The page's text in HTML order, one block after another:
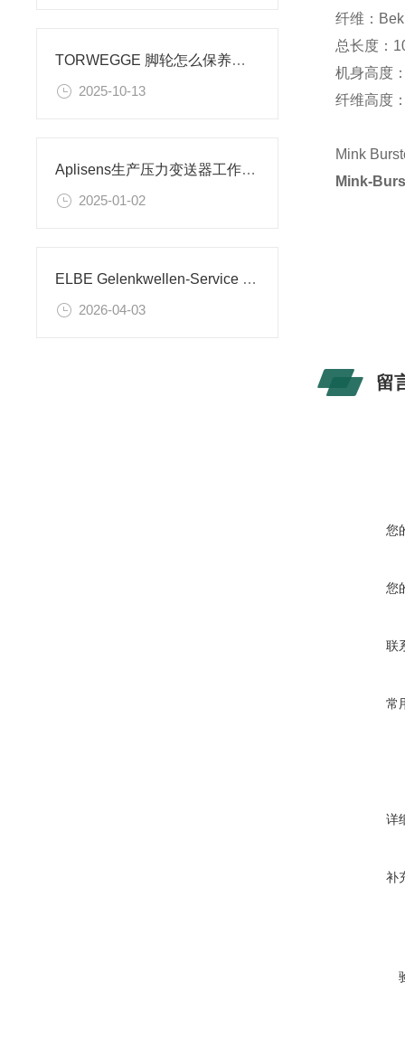
TORWEGGE 脚轮怎么保养维护
2025-10-13
Aplisens生产压力变送器工作原理
2025-01-02
ELBE Gelenkwellen-Service GmbH常见系列有哪些
2026-04-03
纤维：
总长度：
机身高度
纤维高度
Mink
Mink-
留
您
您
联
常
详
补